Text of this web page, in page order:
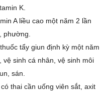
K.
A liều cao một năm 2 lần
phường.
tẩy giun định kỳ một năm
sinh cá nhân, vệ sinh môi
sán.
thai cần uống viên sắt, axit